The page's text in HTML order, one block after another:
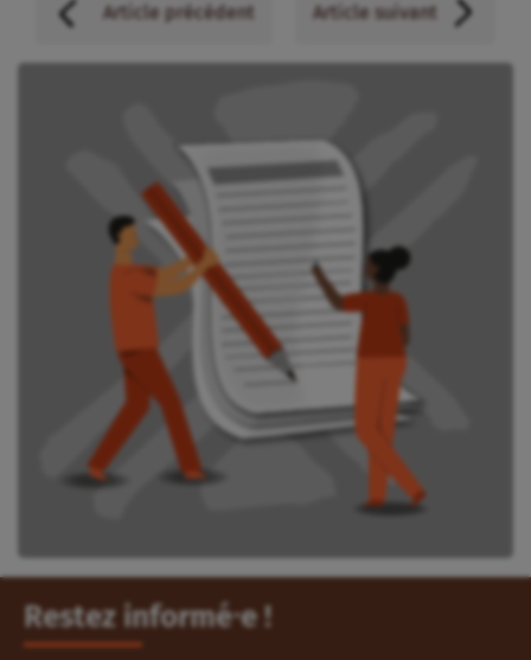
Article précédent Article suivant
Restez informé⸱e !